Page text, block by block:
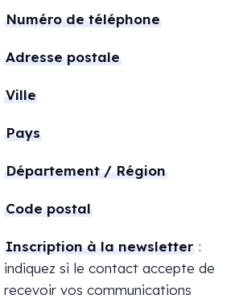
Numéro de téléphone
Adresse postale
Ville
Pays
Département / Région
Code postal
Inscription à la newsletter :
indiquez si le contact accepte de
recevoir vos communications